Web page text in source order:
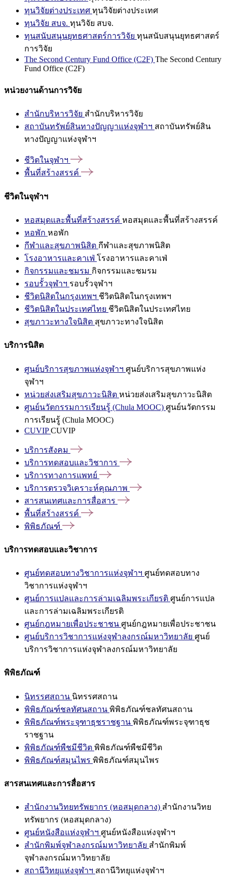
ทุนวิจัยต่างประเทศ ทุนวิจัยต่างประเทศ
ทุนวิจัย สบจ. ทุนวิจัย สบจ.
ทุนสนับสนุนยุทธศาสตร์การวิจัย ทุนสนับสนุนยุทธศาสตร์
การวิจัย
The Second Century Fund Office (C2F) The Second Century
Fund Office (C2F)
หน่วยงานด้านการวิจัย
สำนักบริหารวิจัย สำนักบริหารวิจัย
สถาบันทรัพย์สินทางปัญญาแห่งจุฬาฯ สถาบันทรัพย์สิน
ทางปัญญาแห่งจุฬาฯ
ชีวิตในจุฬาฯ
พื้นที่สร้างสรรค์
ชีวิตในจุฬาฯ
หอสมุดและพื้นที่สร้างสรรค์ หอสมุดและพื้นที่สร้างสรรค์
หอพัก หอพัก
กีฬาและสุขภาพนิสิต กีฬาและสุขภาพนิสิต
โรงอาหารและคาเฟ่ โรงอาหารและคาเฟ่
กิจกรรมและชมรม กิจกรรมและชมรม
รอบรั้วจุฬาฯ รอบรั้วจุฬาฯ
ชีวิตนิสิตในกรุงเทพฯ ชีวิตนิสิตในกรุงเทพฯ
ชีวิตนิสิตในประเทศไทย ชีวิตนิสิตในประเทศไทย
สุขภาวะทางใจนิสิต สุขภาวะทางใจนิสิต
บริการนิสิต
ศูนย์บริการสุขภาพแห่งจุฬาฯ ศูนย์บริการสุขภาพแห่ง
จุฬาฯ
หน่วยส่งเสริมสุขภาวะนิสิต หน่วยส่งเสริมสุขภาวะนิสิต
ศูนย์นวัตกรรมการเรียนรู้ (Chula MOOC) ศูนย์นวัตกรรม
การเรียนรู้ (Chula MOOC)
CUVIPCUVIP
บริการสังคม
บริการทดสอบและวิชาการ
บริการทางการแพทย์
บริการตรวจวิเคราะห์คุณภาพ
สารสนเทศและการสื่อสาร
พื้นที่สร้างสรรค์
พิพิธภัณฑ์
บริการทดสอบและวิชาการ
ศูนย์ทดสอบทางวิชาการแห่งจุฬาฯ ศูนย์ทดสอบทาง
วิชาการแห่งจุฬาฯ
ศูนย์การแปลและการล่ามเฉลิมพระเกียรติ ศูนย์การแปล
และการล่ามเฉลิมพระเกียรติ
ศูนย์กฎหมายเพื่อประชาชน ศูนย์กฎหมายเพื่อประชาชน
ศูนย์บริการวิชาการแห่งจุฬาลงกรณ์มหาวิทยาลัย ศูนย์
บริการวิชาการแห่งจุฬาลงกรณ์มหาวิทยาลัย
พิพิธภัณฑ์
นิทรรศสถาน นิทรรศสถาน
พิพิธภัณฑ์ชลทัศนสถาน พิพิธภัณฑ์ชลทัศนสถาน
พิพิธภัณฑ์พระจุฑาธุชราชฐาน พิพิธภัณฑ์พระจุฑาธุช
ราชฐาน
พิพิธภัณฑ์พืชมีชีวิต พิพิธภัณฑ์พืชมีชีวิต
พิพิธภัณฑ์สมุนไพร พิพิธภัณฑ์สมุนไพร
สารสนเทศและการสื่อสาร
สำนักงานวิทยทรัพยากร (หอสมุดกลาง) สำนักงานวิทย
ทรัพยากร (หอสมุดกลาง)
ศูนย์หนังสือแห่งจุฬาฯ ศูนย์หนังสือแห่งจุฬาฯ
สำนักพิมพ์จุฬาลงกรณ์มหาวิทยาลัย สำนักพิมพ์
จุฬาลงกรณ์มหาวิทยาลัย
สถานีวิทยุแห่งจุฬาฯ สถานีวิทยุแห่งจุฬาฯ